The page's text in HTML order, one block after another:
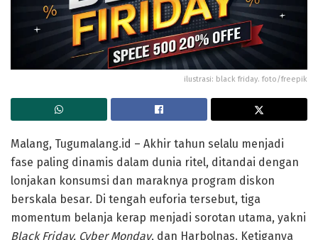
ilustrasi: black friday. foto/freepik
Malang, Tugumalang.id – Akhir tahun selalu menjadi
fase paling dinamis dalam dunia ritel, ditandai dengan
lonjakan konsumsi dan maraknya program diskon
berskala besar. Di tengah euforia tersebut, tiga
momentum belanja kerap menjadi sorotan utama, yakni
Black Friday, Cyber Monday, dan Harbolnas. Ketiganya